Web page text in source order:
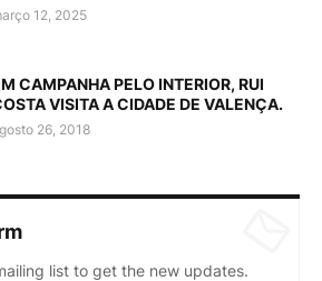
12, 2025
CAMPANHA PELO INTERIOR, RUI
VISITA A CIDADE DE VALENÇA.
26, 2018
list to get the new updates.